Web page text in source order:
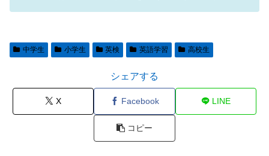
中学生 小学生 英検 英語学習 高校生
シェアする
X Facebook LINE
コピー